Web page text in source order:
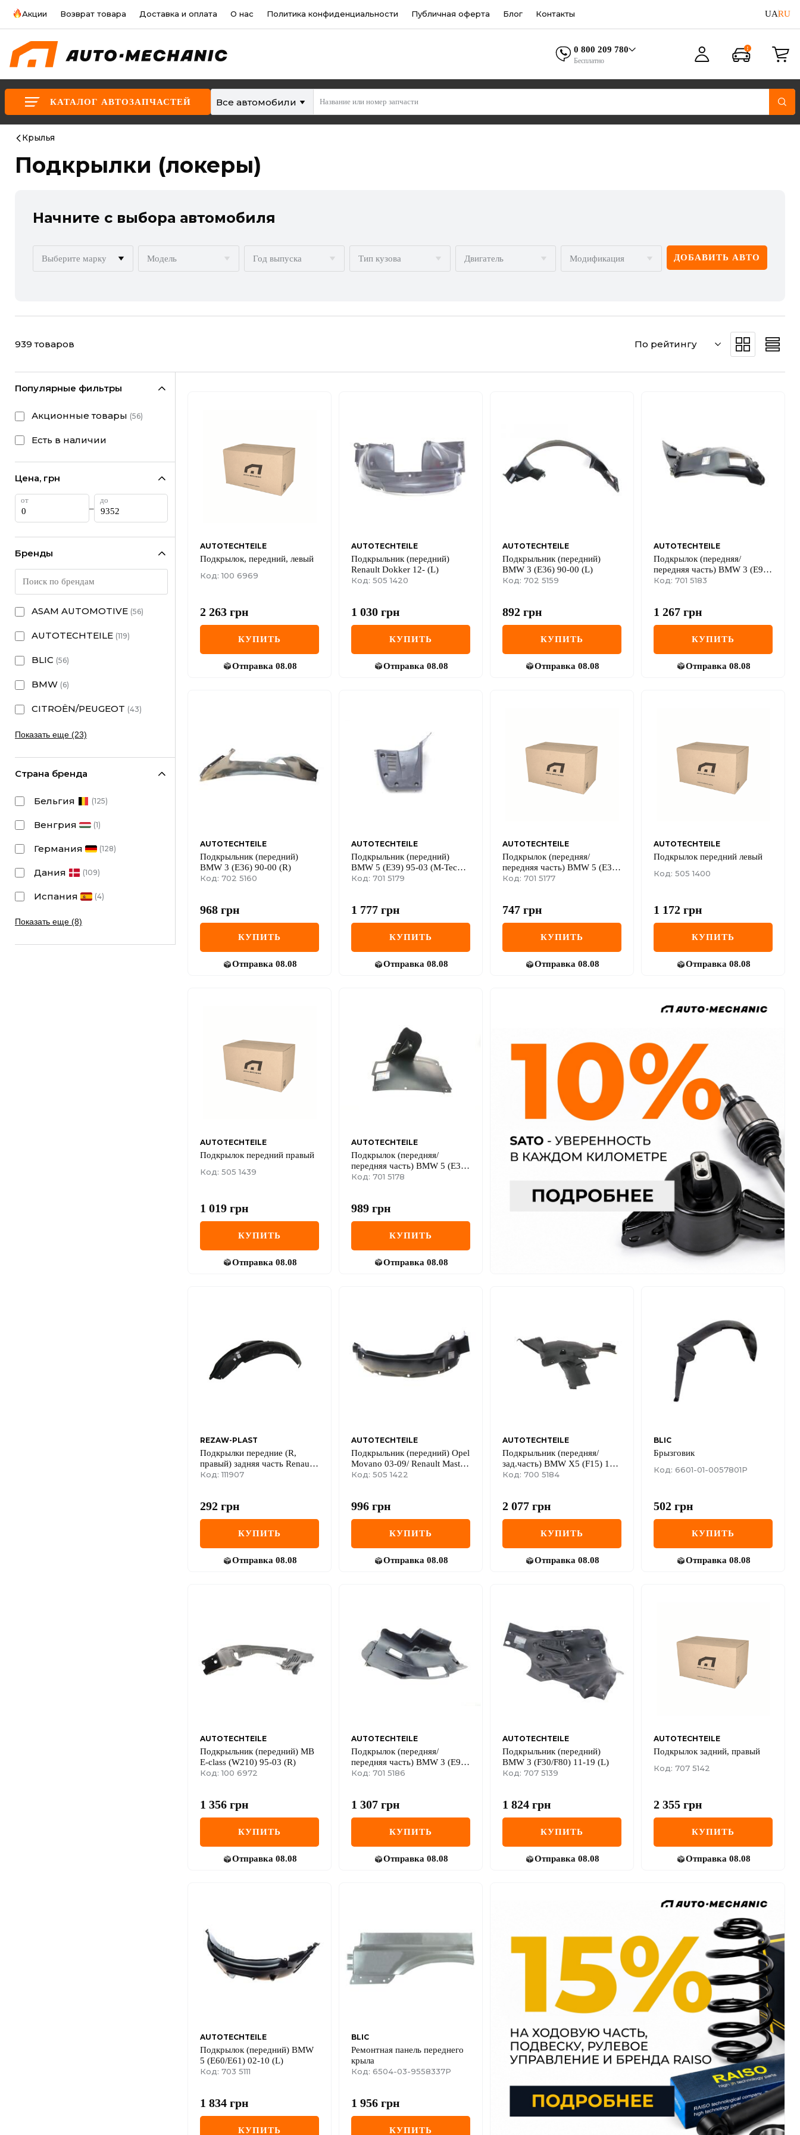
Акции Возврат товара Доставка и оплата О нас Политика конфиденциальности Публичная оферта Блог Контакты UARU
0 800 209 780
Бесплатно
КАТАЛОГ АВТОЗАПЧАСТЕЙ Все автомобили
Крылья
Подкрылки (локеры)
Начните с выбора автомобиля
Выберите марку
GREAT WALL HAVAL
RAM RAVON RENAULT SEAT SKODA SMART SSANGYONG
TESLA TOYOTA VW
Модель Год выпуска Тип кузова Двигатель Модификация ДОБАВИТЬ АВТО
По рейтингу
939 товаров
Популярные фильтры
Акционные товары (56)
Есть в наличии
Цена, грн
–
Бренды
ASAM AUTOMOTIVE (56)
AUTOTECHTEILE (119)
BLIC (56)
BMW (6)
CITROËN/PEUGEOT (43)
Показать еще (23)
Страна бренда
Бельгия (125)
Венгрия (1)
Германия (128)
Дания (109)
Испания (4)
Показать еще (8)
AUTOTECHTEILE
Подкрылок, передний, левый
Код: 100 6969
2 263 грн
КУПИТЬ
Отправка 08.08
AUTOTECHTEILE
Подкрыльник (передний)
Renault Dokker 12- (L)
Код: 505 1420
1 030 грн
КУПИТЬ
Отправка 08.08
AUTOTECHTEILE
Подкрыльник (передний)
BMW 3 (E36) 90-00 (L)
Код: 702 5159
892 грн
КУПИТЬ
Отправка 08.08
AUTOTECHTEILE
Подкрылок (передняя/
передняя часть) BMW 3 (E90)
05-08 (L)
Код: 701 5183
1 267 грн
КУПИТЬ
Отправка 08.08
AUTOTECHTEILE
Подкрыльник (передний)
BMW 3 (E36) 90-00 (R)
Код: 702 5160
968 грн
КУПИТЬ
Отправка 08.08
AUTOTECHTEILE
Подкрыльник (передний)
BMW 5 (E39) 95-03 (M-Tech)
(L)
Код: 701 5179
1 777 грн
КУПИТЬ
Отправка 08.08
AUTOTECHTEILE
Подкрылок (передняя/
передняя часть) BMW 5 (E39)
95-00 (L)
Код: 701 5177
747 грн
КУПИТЬ
Отправка 08.08
AUTOTECHTEILE
Подкрылок передний левый
Код: 505 1400
1 172 грн
КУПИТЬ
Отправка 08.08
AUTOTECHTEILE
Подкрылок передний правый
Код: 505 1439
1 019 грн
КУПИТЬ
Отправка 08.08
AUTOTECHTEILE
Подкрылок (передняя/
передняя часть) BMW 5 (E39)
95-00 (R)
Код: 701 5178
989 грн
КУПИТЬ
Отправка 08.08
REZAW-PLAST
Подкрылки передние (R,
правый) задняя часть Renault
Kangoo + Nissan Kubistar 97-
Код: 111907
292 грн
КУПИТЬ
Отправка 08.08
AUTOTECHTEILE
Подкрыльник (передний) Opel
Movano 03-09/ Renault Master
03-09 (L)
Код: 505 1422
996 грн
КУПИТЬ
Отправка 08.08
AUTOTECHTEILE
Подкрыльник (передняя/
зад.часть) BMW X5 (F15) 13-
18 (L)
Код: 700 5184
2 077 грн
КУПИТЬ
Отправка 08.08
BLIC
Брызговик
Код: 6601-01-0057801P
502 грн
КУПИТЬ
Отправка 08.08
AUTOTECHTEILE
Подкрыльник (передний) MB
E-class (W210) 95-03 (R)
Код: 100 6972
1 356 грн
КУПИТЬ
Отправка 08.08
AUTOTECHTEILE
Подкрылок (передняя/
передняя часть) BMW 3 (E90)
08-11 (R)
Код: 701 5186
1 307 грн
КУПИТЬ
Отправка 08.08
AUTOTECHTEILE
Подкрыльник (передний)
BMW 3 (F30/F80) 11-19 (L)
Код: 707 5139
1 824 грн
КУПИТЬ
Отправка 08.08
AUTOTECHTEILE
Подкрылок задний, правый
Код: 707 5142
2 355 грн
КУПИТЬ
Отправка 08.08
AUTOTECHTEILE
Подкрылок (передний) BMW
5 (E60/E61) 02-10 (L)
Код: 703 5111
1 834 грн
КУПИТЬ
BLIC
Ремонтная панель переднего
крыла
Код: 6504-03-9558337P
1 956 грн
КУПИТЬ